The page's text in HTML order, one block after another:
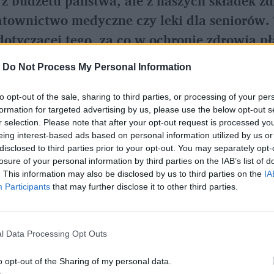
Do Not Process My Personal Information
opt-out of the sale, sharing to third parties, or processing of your
for targeted advertising by us, please use the below opt-out
selection. Please note that after your opt-out request is processed
interest-based ads based on personal information utilized by us
to third parties prior to your opt-out. You may separately
of your personal information by third parties on the IAB’s list of
This information may also be disclosed by us to third parties on the
Participants that may further disclose it to other third parties.
Data Processing Opt Outs
opt-out of the Sharing of my personal data.
medyczne czy leki dla seniorów.
tego, za co w ochronie zdrowia
Ustaw naTemat jako preferowane medium w Google
zostały założenia do projektu zmian
lekarza dentysty oraz niektórych innych
duże zmiany dotyczące finansowania
pieniądze na kolejne zadania
składek na ubezpieczenie zdrowotne
NFZ ma na finansowanie kosztów